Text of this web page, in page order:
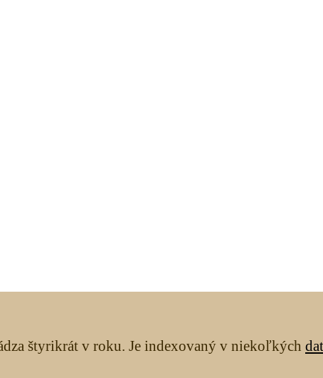
štyrikrát v roku. Je indexovaný v niekoľkých